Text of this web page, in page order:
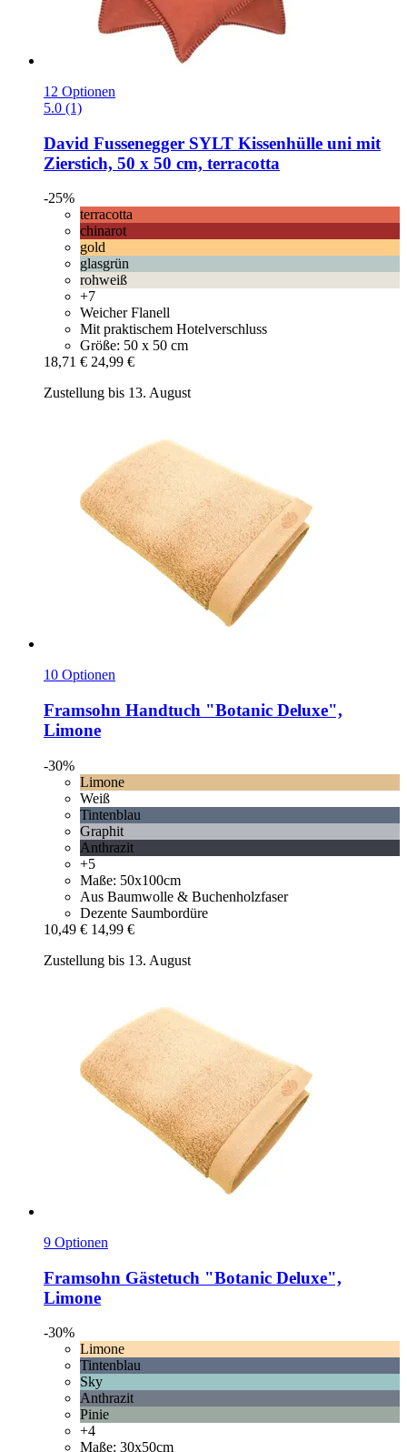
12 Optionen
5.0 (1)
David Fussenegger SYLT Kissenhülle uni mit
Zierstich, 50 x 50 cm, terracotta
-25%
terracotta
chinarot
gold
glasgrün
rohweiß
+7
Weicher Flanell
Mit praktischem Hotelverschluss
Größe: 50 x 50 cm
18,71 € 24,99 €
Zustellung bis 13. August
10 Optionen
Framsohn Handtuch "Botanic Deluxe",
Limone
-30%
Limone
Weiß
Tintenblau
Graphit
Anthrazit
+5
Maße: 50x100cm
Aus Baumwolle & Buchenholzfaser
Dezente Saumbordüre
10,49 € 14,99 €
Zustellung bis 13. August
9 Optionen
Framsohn Gästetuch "Botanic Deluxe",
Limone
-30%
Limone
Tintenblau
Sky
Anthrazit
Pinie
+4
Maße: 30x50cm